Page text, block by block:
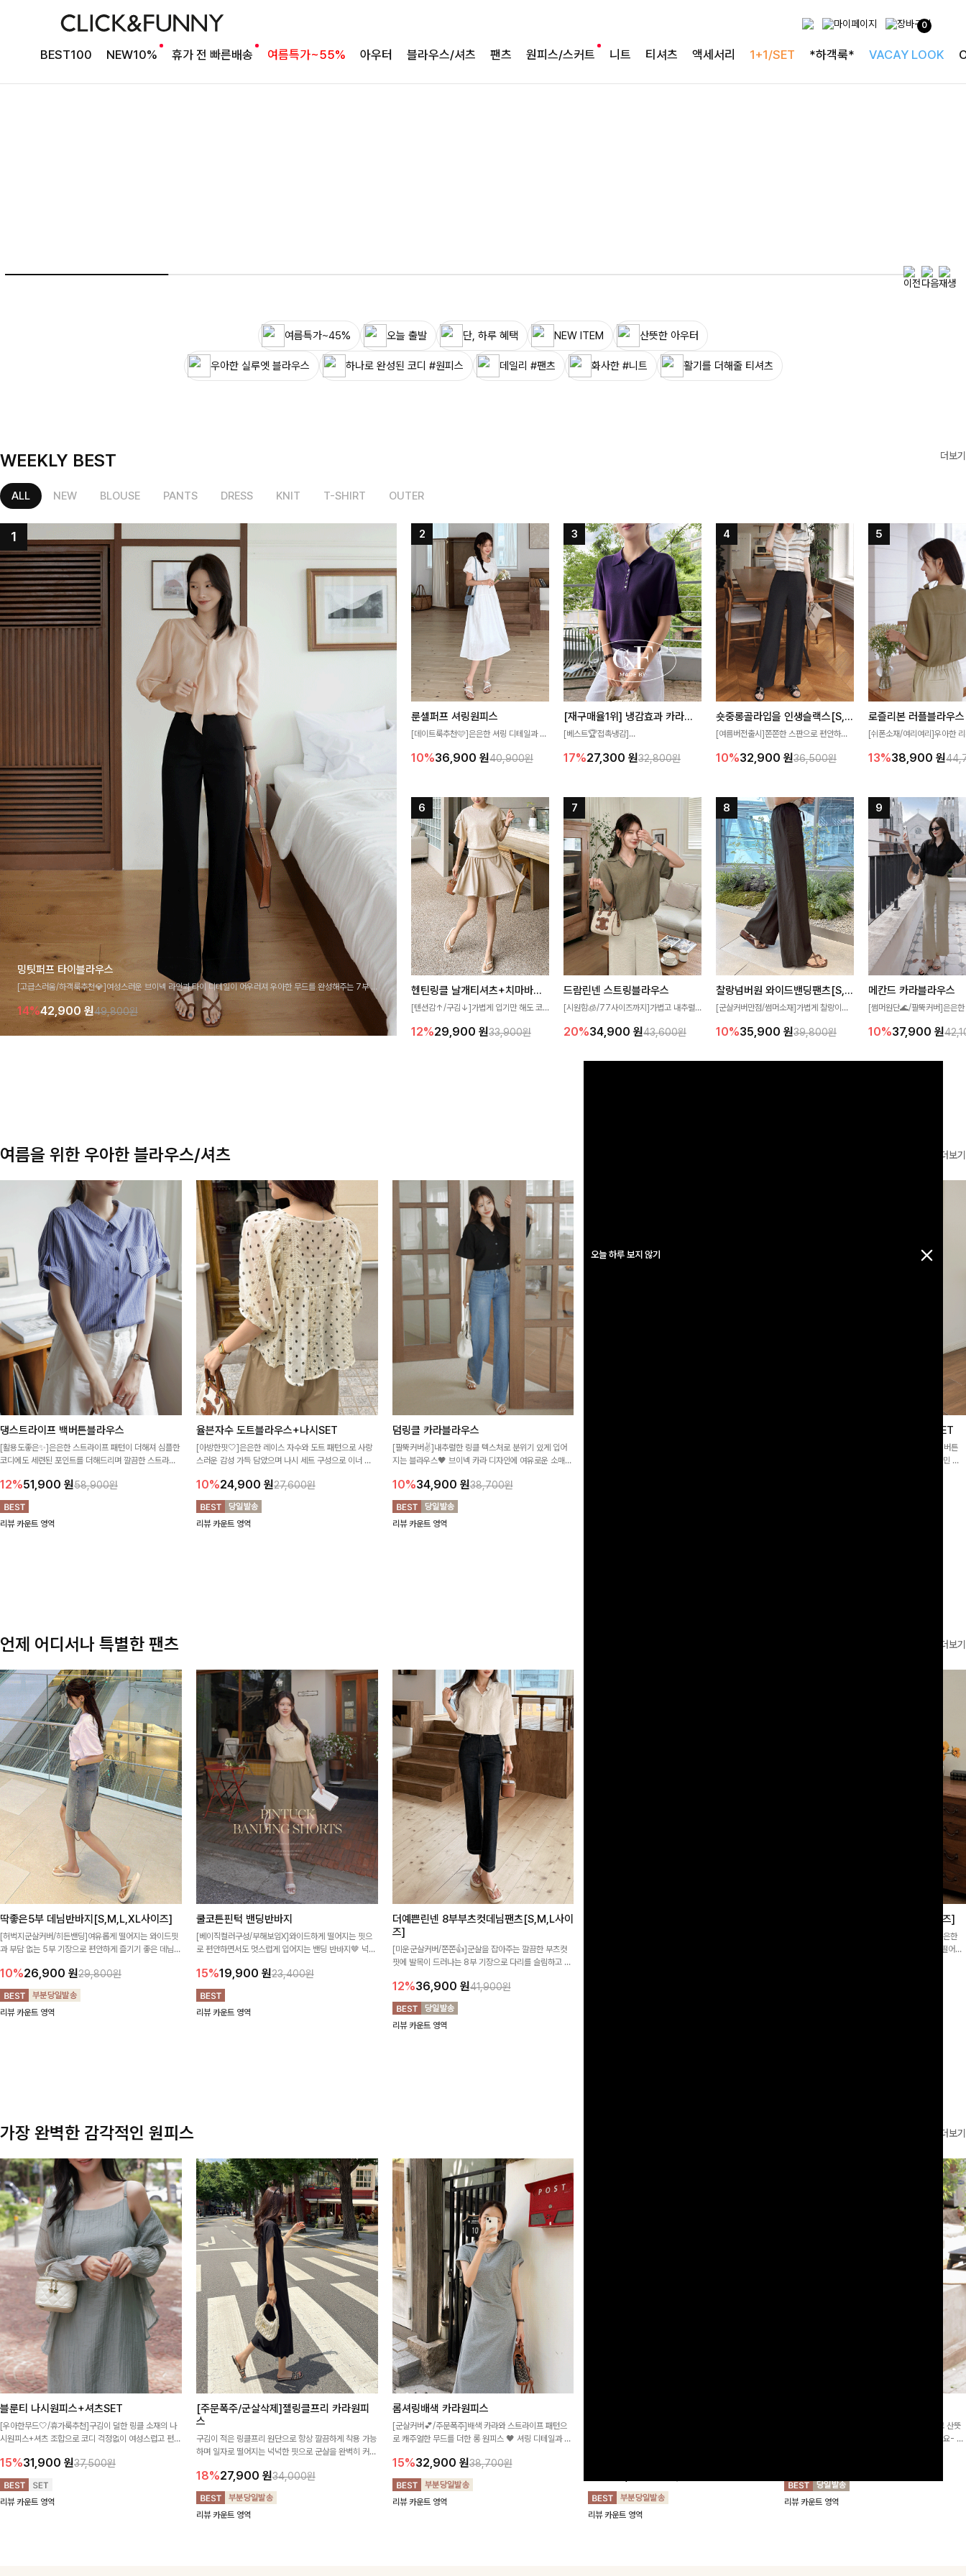
0
BEST100 NEW10% 휴가 전 빠른배송 여름특가~55% 아우터 블라우스/셔츠 팬츠 원피스/스커트 니트 티셔츠 액세서리 1+1/SET *하객룩* VACAY LOOK
오늘 하루 보지 않기
여름의 끝을 완성할
감각적인 원피스
특별한 날을 빛내는
하객룩의 정석
여름특가~45% 오늘 출발 단, 하루 혜택 NEW ITEM 산뜻한 아우터
우아한 실루엣 블라우스 하나로 완성된 코디 #원피스 데일리 #팬츠 화사한 #니트 활기를 더해줄 티셔츠
WEEKLY BEST 더보기
ALL NEW BLOUSE PANTS DRESS KNIT T-SHIRT OUTER
밍팃퍼프 타이블라우스
[고급스러움/하객룩추천💎]여성스러운 브이넥 라인과 타이 디테일이 어우러져 우아한 무드를 완성해주는 7부 블
라우스 🤍 여유로운 7부 소매로 편안하게 착용되며 데일리룩부터 출근룩, 하객룩까지 세련된 스타일링을 연출하
기 좋은 아이템이에요
14%42,900 원49,800원
룬셀퍼프 셔링원피스
[데이트룩추천🩷]은은한 셔링 디테일과 퍼
성해주는 원피스🤍 허리 스모크 밴딩이 슬
즐기기 좋아요
10%36,900 원40,900원
[재구매율1위] 냉감효과 카라니트
[베스트🏆접촉냉감]
고 가벼운 소재감으로 여름에도 시원하게
17%27,300 원32,800원
숏중롱골라입을 인생슬랙스[S,M,L,XL사이즈]
[여름버전출시]쫀쫀한 스판으로 편안하게
숏·기본·롱 기장과 와이드·부츠컷 핏까지 취
10%32,900 원36,500원
로즐리본 러플블라우스
[쉬폰소재/여리여리]우아한
분위기를 더해주는 블라우스
좋아요
13%38,900 원
헨틴링클 날개티셔츠+치마바지SET
[텐션감↑/구김↓]가볍게 입기만 해도 코
게 퍼지는 프릴 날개 소매가 우아한 포인트
12%29,900 원33,900원
드람린넨 스트링블라우스
[시원함🧊/77사이즈까지]가볍고 내추럴
없는 슬릿 카라 디자인이 얼굴선을 더욱 시
20%34,900 원43,600원
찰랑넘버원 와이드밴딩팬츠[S,M,L사이즈]
[군살커버만점/썸머소재]가볍게 찰랑이는
편안하게 착용하실 수 있는 팬츠입니다 🖤
감 있는 착용감을 더해드려요!
10%35,900 원39,800원
메칸드 카라블라우스
[썸머원단🌊/팔뚝커버]은은
세련된 무드를 연출해주는 블
은 베이직한 디자인!
10%37,900 원
여름을 위한 우아한 블라우스/셔츠 더보기
댕스트라이프 백버튼블라우스
[활용도좋은✨]은은한 스트라이프 패턴이 더해져 심플한
코디에도 세련된 포인트를 더해드리며 깔끔한 스트라이
12%51,900 원58,900원
리뷰 카운트 영역
율븐자수 도트블라우스+나시SET
[아방한핏🤍]은은한 레이스 자수와 도트 패턴으로 사랑
스러운 감성 가득 담았으며 나시 세트 구성으로 이너 걱
10%24,900 원27,600원
리뷰 카운트 영역
덤링클 카라블라우스
[팔뚝커버✌]내추럴한 링클 텍스처로 분위기 있게 입어
지는 블라우스🖤 브이넥 카라 디자인에 여유로운 소매핏
10%34,900 원38,700원
리뷰 카운트 영역
제딧레이어드 블라우스+플레어팬츠SET
[완성도높은💗]레이어드한 듯 자연스러운 나시와 버튼
원피스가 함께 구성된 세트 아이템입니다. 코디 고민 없
언제 어디서나 특별한 팬츠 더보기
딱좋은5부 데님반바지[S,M,L,XL사이즈]
[허벅지군살커버/히든밴딩]여유롭게 떨어지는 와이드핏
과 부담 없는 5부 기장으로 편안하게 즐기기 좋은 데님
디한 무드로 연출
10%26,900 원29,800원
리뷰 카운트 영역
쿨코튼핀턱 밴딩반바지
[베이직컬러구성/부해보임X]와이드하게 떨어지는 핏으
로 편안하면서도 멋스럽게 입어지는 밴딩 반바지🤎 넉넉
높게 즐겨지는 아이템!
15%19,900 원23,400원
리뷰 카운트 영역
더예쁜린넨 8부부츠컷데님팬츠[S,M,L사이
즈]
[미운군살커버/쫀쫀👍]군살을 잡아주는 깔끔한 부츠컷
핏에 발목이 드러나는 8부 기장으로 다리를 슬림하고 길
요~!
12%36,900 원41,900원
리뷰 카운트 영역
쿨링버튼 8부와이드팬츠[FREE,L사이즈]
[바스락소재💙/8부기장]사이드 버튼 디테일이 은은한
포인트가 되어주는 와이드 팬츠입니다. 여유롭게 떨어지
가장 완벽한 감각적인 원피스 더보기
블룬티 나시원피스+셔츠SET
[우아한무드🤍/휴가룩추천]구김이 덜한 링클 소재의 나
시원피스+셔츠 조합으로 코디 걱정없이 여성스럽고 편안
15%31,900 원37,500원
리뷰 카운트 영역
[주문폭주/군살삭제]젤링클프리 카라원피
스
구김이 적은 링클프리 원단으로 항상 깔끔하게 착용 가능
하며 일자로 떨어지는 넉넉한 핏으로 군살을 완벽히 커버
18%27,900 원34,000원
리뷰 카운트 영역
롬셔링배색 카라원피스
[군살커버💕/주문폭주]배색 카라와 스트라이프 패턴으
로 캐주얼한 무드를 더한 롱 원피스 🖤 셔링 디테일과 쫀
15%32,900 원38,700원
리뷰 카운트 영역
리뷰 카운트 영역
[청순무드/체형커버]꾸안꾸 무드의 정석🤍 가볍고 산뜻
한 착용감으로 여름 내내 손이 자주 가는 원피스예요- 은
리뷰 카운트 영역